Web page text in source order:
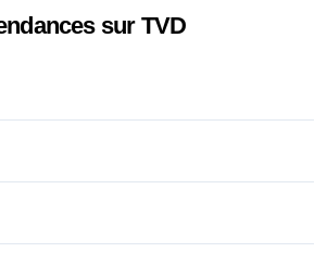
sur TVD